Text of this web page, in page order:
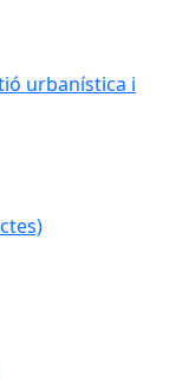
urbanística i